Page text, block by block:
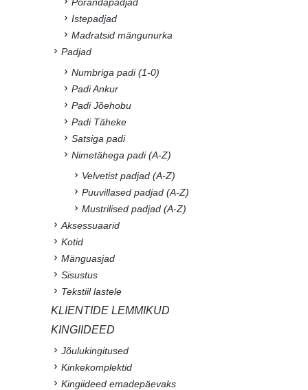
Istepadjad
Madratsid mängunurka
Padjad
Numbriga padi (1-0)
Padi Ankur
Padi Jõehobu
Padi Täheke
Satsiga padi
Nimetähega padi (A-Z)
Velvetist padjad (A-Z)
Puuvillased padjad (A-Z)
Mustrilised padjad (A-Z)
Aksessuaarid
Kotid
Mänguasjad
Sisustus
Tekstiil lastele
KLIENTIDE LEMMIKUD
KINGIIDEED
Jõulukingitused
Kinkekomplektid
Kingiideed emadepäevaks